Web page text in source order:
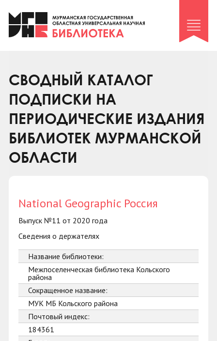
Клуб «Гиря и сельдерей»
Клуб «Семейный архив»
Коллегам
Контакты
СВОДНЫЙ КАТАЛОГ
ПОДПИСКИ НА
ПЕРИОДИЧЕСКИЕ ИЗДАНИЯ
БИБЛИОТЕК МУРМАНСКОЙ
ОБЛАСТИ
National Geographic Россия
Выпуск №11 от 2020 года
Сведения о держателях
Название библиотеки:
Межпоселенческая библиотека Кольского
района
Сокращенное название:
МУК МБ Кольского района
Почтовый индекс:
184361